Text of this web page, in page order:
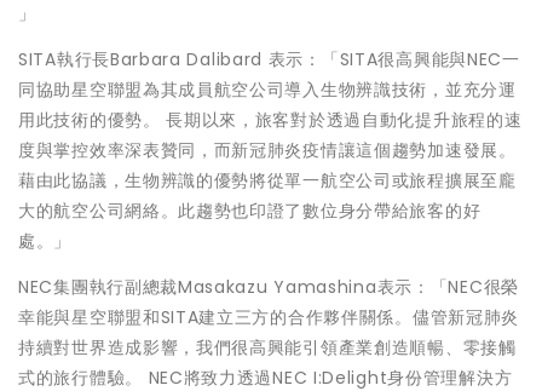
」
SITA執行長Barbara Dalibard 表示：「SITA很高興能與NEC一
同協助星空聯盟為其成員航空公司導入生物辨識技術，並充分運
用此技術的優勢。 長期以來，旅客對於透過自動化提升旅程的速
度與掌控效率深表贊同，而新冠肺炎疫情讓這個趨勢加速發展。
藉由此協議，生物辨識的優勢將從單一航空公司或旅程擴展至龐
大的航空公司網絡。此趨勢也印證了數位身分帶給旅客的好
處。」
NEC集團執行副總裁Masakazu Yamashina表示：「NEC很榮
幸能與星空聯盟和SITA建立三方的合作夥伴關係。儘管新冠肺炎
持續對世界造成影響，我們很高興能引領產業創造順暢、零接觸
式的旅行體驗。 NEC將致力透過NEC I:Delight身份管理解決方